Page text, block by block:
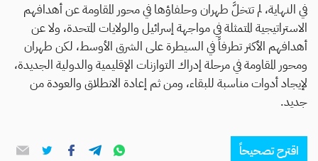
في النهاية، لم تتخلَّ طهران وحلفاؤها في محور المقاومة عن أهدافهم
الاستراتيجية المتمثلة في مواجهة إسرائيل والولايات المتحدة، ولا عن
أهدافهم الأكثر تطرفاً في السيطرة على الشرق الأوسط، لكن طهران
ومحور المقاومة في مرحلة إدراك التوازنات الإقليمية والدولية الجديدة،
لإيجاد أدوات مناسبة للبقاء، ومن ثم إعادة الانطلاق والعودة من
جديد.
اقترح تصحيحاً